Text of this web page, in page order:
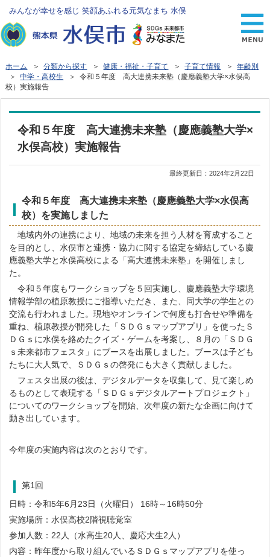
みんなが幸せを感じ 笑顔あふれる元気なまち 水俣
ホーム ＞分類から探す ＞健康・福祉・子育て ＞子育て情報 ＞年齢別
＞中学・高校生
＞ 令和５年度 高大連携未来塾（慶應義塾大学×水俣高
校）実施報告
令和５年度 高大連携未来塾（慶應義塾大学×
水俣高校）実施報告
最終更新日：2024年2月22日
令和５年度 高大連携未来塾（慶應義塾大学×水俣高
校）を実施しました
地域内外の連携により、地域の未来を担う人材を育成すること
を目的とし、水俣市と連携・協力に関する協定を締結している慶
應義塾大学と水俣高校による「高大連携未来塾」を開催しまし
た。
令和５年度もワークショップを５回実施し、慶應義塾大学環境
情報学部の植原教授にご指導いただき、また、同大学の学生との
交流も行われました。現地やオンラインで何度も打合せや準備を
重ね、植原教授が開発した「ＳＤＧｓマップアプリ」を使ったＳ
ＤＧｓに水俣を絡めたクイズ・ゲームを考案し、８月の「ＳＤＧ
ｓ未来都市フェスタ」にブースを出展しました。ブースは子ども
たちに大人気で、ＳＤＧｓの啓発にも大きく貢献しました。
フェスタ出展の後は、デジタルデータを収集して、見て楽しめ
るものとして表現する「ＳＤＧｓデジタルアートプロジェクト」
についてのワークショップを開始、次年度の新たな企画に向けて
動き出しています。
今年度の実施内容は次のとおりです。
第1回
日時：令和5年6月23日（火曜日） 16時～16時50分
実施場所：水俣高校2階視聴覚室
参加人数：22人（水高生20人、慶応大生2人）
内容：昨年度から取り組んでいるＳＤＧｓマップアプリを使っ